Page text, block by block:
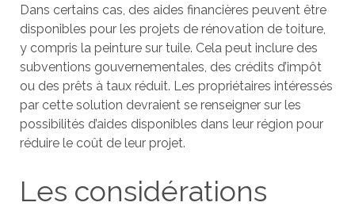
Dans certains cas, des aides financières peuvent être
disponibles pour les projets de rénovation de toiture,
y compris la peinture sur tuile. Cela peut inclure des
subventions gouvernementales, des crédits d’impôt
ou des prêts à taux réduit. Les propriétaires intéressés
par cette solution devraient se renseigner sur les
possibilités d’aides disponibles dans leur région pour
réduire le coût de leur projet.
Les considérations